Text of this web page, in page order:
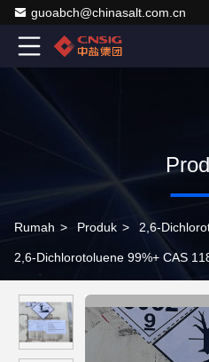
guoabch@chinasalt.com.cn
Rumah > Produk > 2,6-
2,6-Dichlorotoluene 99%+ CAS